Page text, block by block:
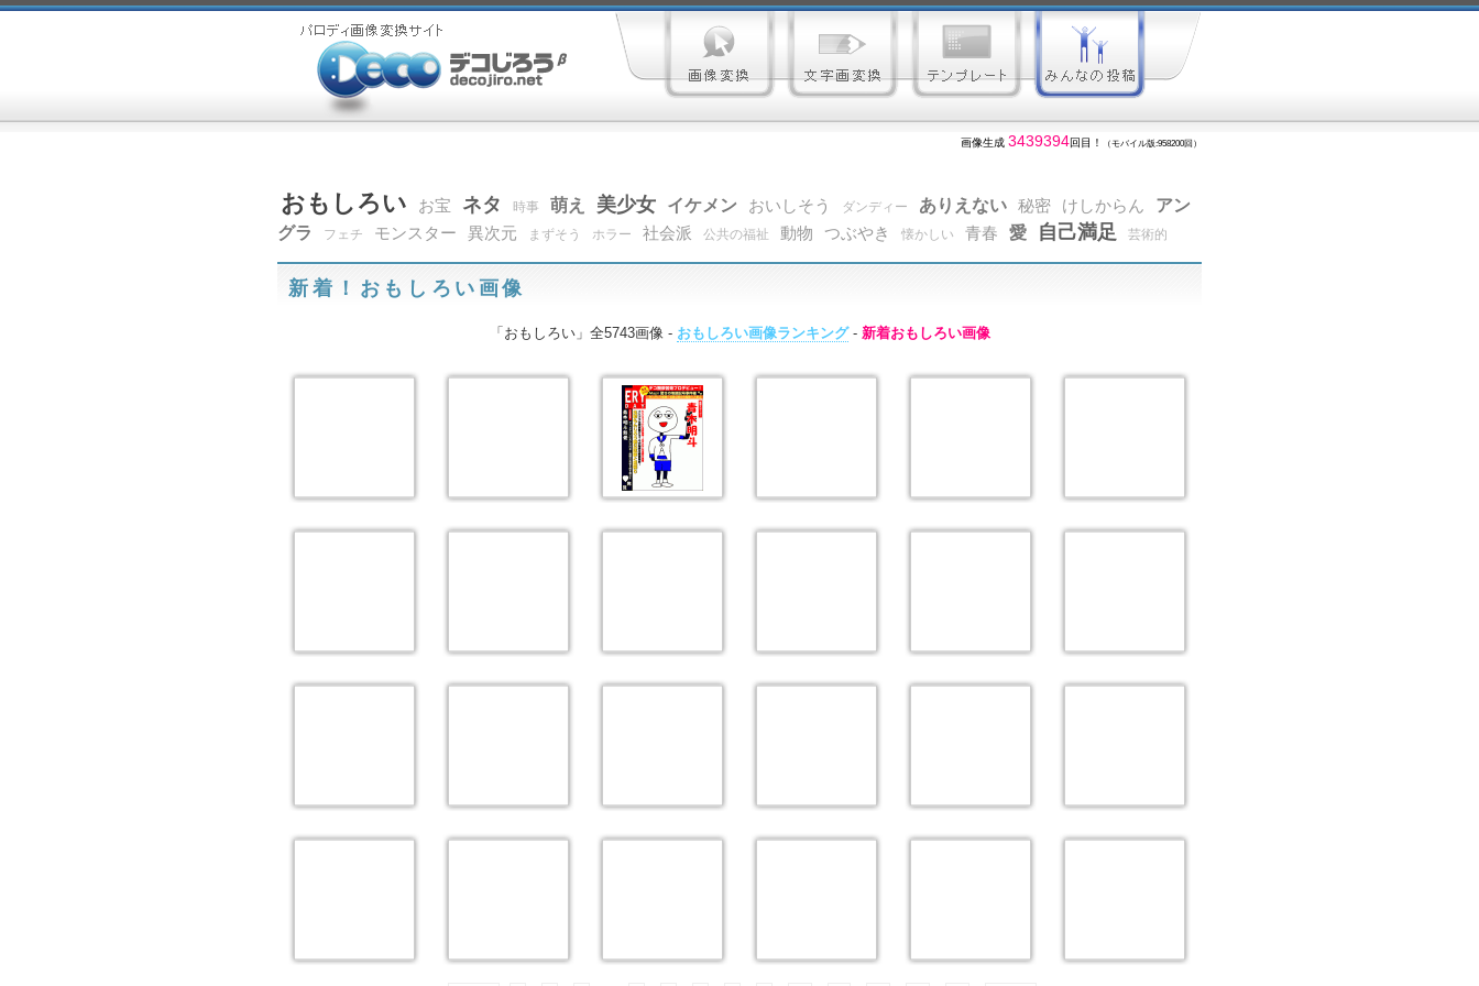
画像生成 3439394回目！ （モバイル版:958200回）
おもしろい お宝 ネタ 時事 萌え 美少女 イケメン おいしそう ダンディー ありえない 秘密 けしからん
アン
グラ
フェチ モンスター 異次元 まずそう ホラー 社会派 公共の福祉 動物 つぶやき 懐かしい 青春 愛 自己満足 芸術的
新着！おもしろい画像
「おもしろい」全5743画像 - おもしろい画像ランキング- 新着おもしろい画像